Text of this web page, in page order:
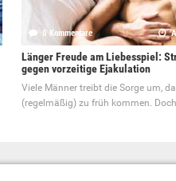
0 Kommentare
Länger Freude am Liebesspiel:
gegen vorzeitige Ejakulation
Viele Männer treibt die Sorge um,
(regelmäßig) zu früh kommen. Doch